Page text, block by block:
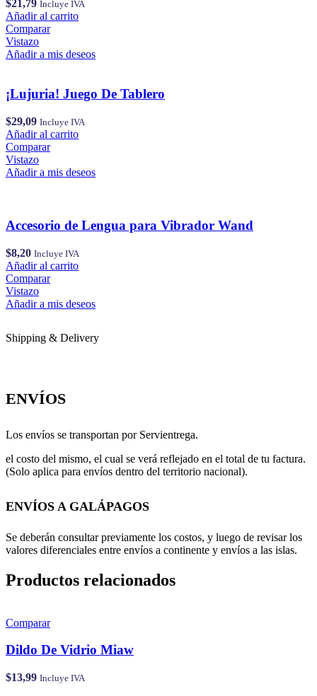
$21,79 Incluye IVA
Añadir al carrito
Comparar
Vistazo
Añadir a mis deseos
¡Lujuria! Juego De Tablero
$29,09 Incluye IVA
Añadir al carrito
Comparar
Vistazo
Añadir a mis deseos
Accesorio de Lengua para Vibrador Wand
$8,20 Incluye IVA
Añadir al carrito
Comparar
Vistazo
Añadir a mis deseos
Shipping & Delivery
ENVÍOS
Los envíos se transportan por Servientrega.
el costo del mismo, el cual se verá reflejado en el total de tu factura.
(Solo aplica para envíos dentro del territorio nacional).
ENVÍOS A GALÁPAGOS
Se deberán consultar previamente los costos, y luego de revisar los
valores diferenciales entre envíos a continente y envíos a las islas.
Productos relacionados
Comparar
Dildo De Vidrio Miaw
$13,99 Incluye IVA